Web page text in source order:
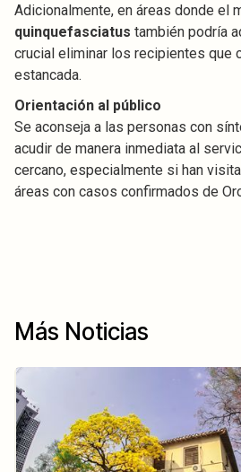
Adicionalmente, en áreas donde el
quinquefasciatus también podría
crucial eliminar los recipientes que
estancada.
Orientación al público
Se aconseja a las personas con
acudir de manera inmediata al
cercano, especialmente si han
áreas con casos confirmados de
Más Noticias